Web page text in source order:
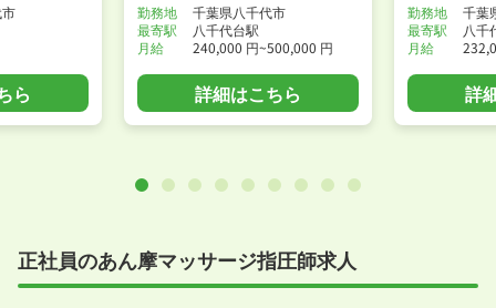
ら
勤務地
千葉県八千代市
最寄駅
八千代台駅
月給
240,000 円~500,000 円
詳細はこちら
勤務地
千葉
最寄駅
八千
月給
詳
正社員のあん摩マッサージ指圧師求人